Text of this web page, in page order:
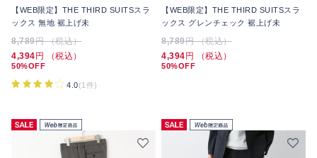
【WEB限定】THE THIRD SUITSスラ
ックス 無地 裾上げ未
8,789円 （税込）
4,394 円 （税込）
50%OFF
4.0(1件)
【WEB限定】THE THIRD SUITSスラ
ックス グレンチェック 裾上げ未
8,789円 （税込）
4,394 円 （税込）
50%OFF